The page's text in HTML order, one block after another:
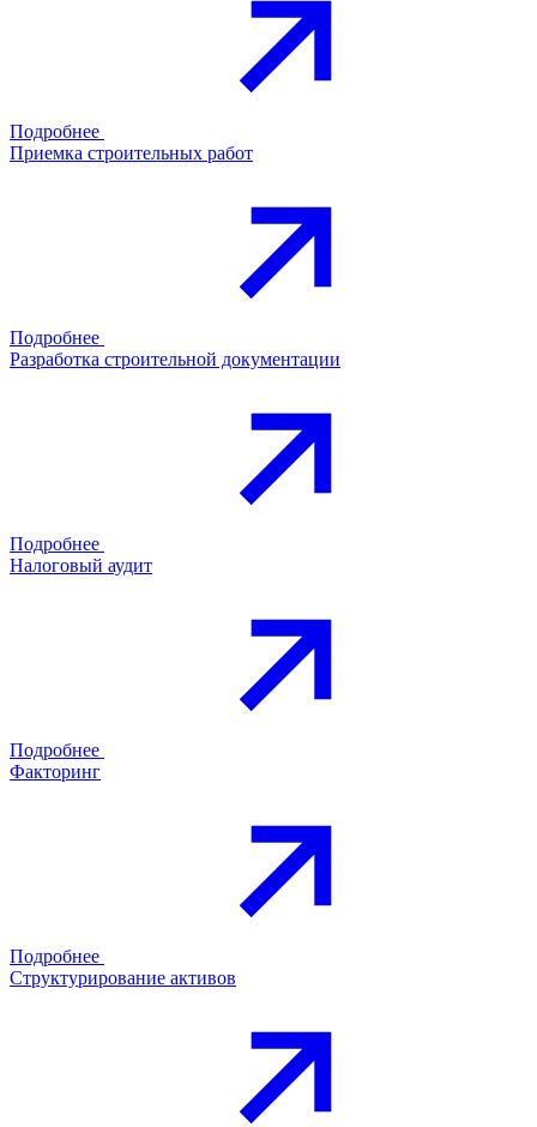
Подробнее
Приемка строительных работ
Подробнее
Разработка строительной документации
Подробнее
Налоговый аудит
Подробнее
Факторинг
Подробнее
Структурирование активов